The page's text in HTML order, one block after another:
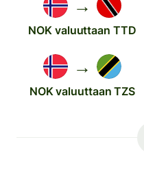
→
NOK valuuttaan TTD
→
NOK valuuttaan TZS